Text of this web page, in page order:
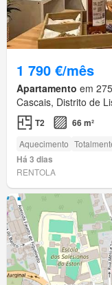
1 790 €/mês
Apartamento em
Cascais, Distrito de
T2 66 m²
Aquecimento
Há 3 dias
RENTOLA